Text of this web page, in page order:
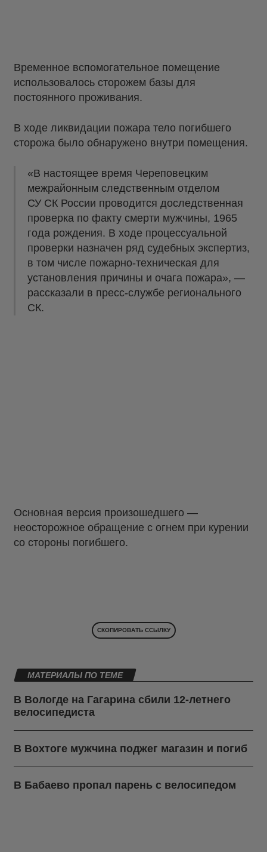
Временное вспомогательное помещение
использовалось сторожем базы для
постоянного проживания.
В ходе ликвидации пожара тело погибшего
сторожа было обнаружено внутри помещения.
«В настоящее время Череповецким
межрайонным следственным отделом
СУ СК России проводится доследственная
проверка по факту смерти мужчины, 1965
года рождения. В ходе процессуальной
проверки назначен ряд судебных экспертиз,
в том числе пожарно-техническая для
установления причины и очага пожара», —
рассказали в пресс-службе регионального
СК.
Основная версия произошедшего —
неосторожное обращение с огнем при курении
со стороны погибшего.
СКОПИРОВАТЬ ССЫЛКУ
МАТЕРИАЛЫ ПО ТЕМЕ
В Вологде на Гагарина сбили 12-летнего
велосипедиста
В Вохтоге мужчина поджег магазин и погиб
В Бабаево пропал парень с велосипедом